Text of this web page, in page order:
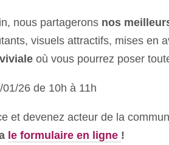
nous partagerons nos
visuels attractifs, mises en
où vous pourrez poser
26 de 10h à 11h
et devenez acteur de la
le formulaire en ligne !